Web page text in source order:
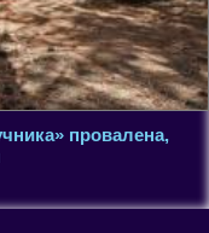
провалена,